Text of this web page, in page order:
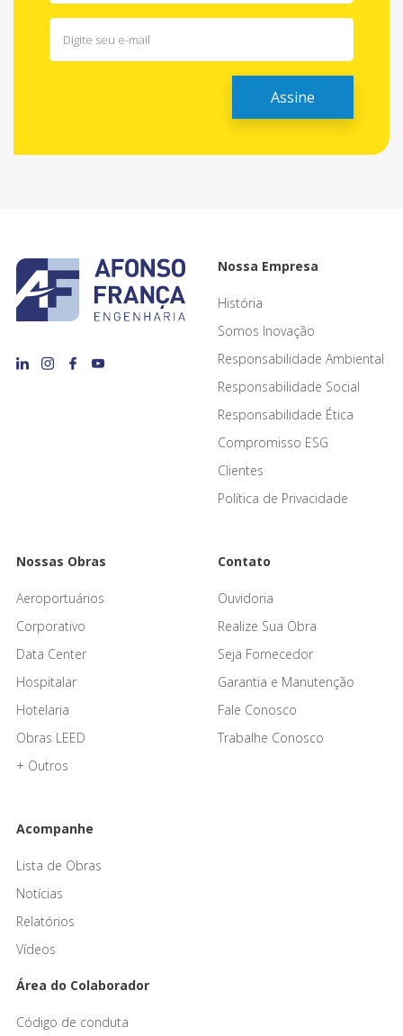
Nossa Empresa
História
Somos Inovação
Responsabilidade Ambiental
Responsabilidade Social
Responsabilidade Ética
Compromisso ESG
Clientes
Política de Privacidade
Nossas Obras
Aeroportuários
Corporativo
Data Center
Hospitalar
Hotelaria
Obras LEED
+ Outros
Contato
Ouvidoria
Realize Sua Obra
Seja Fornecedor
Garantia e Manutenção
Fale Conosco
Trabalhe Conosco
Acompanhe
Lista de Obras
Notícias
Relatórios
Vídeos
Área do Colaborador
Código de conduta